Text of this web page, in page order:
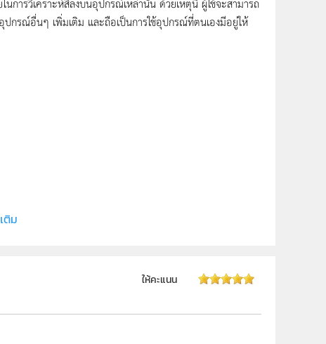
กรณ์อื่นๆ เพิ่มเติม และถือเป็นการใช้อุปกรณ์ที่ตนเองมีอยู่ให้
สิทธิ์ , นาย รัฐพล อาภาธร
ติม
ให้คะแนน